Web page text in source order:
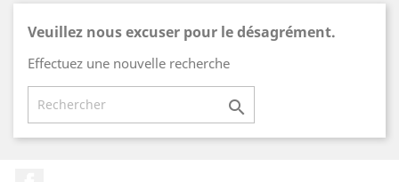
Veuillez nous excuser pour le désagrément.
Effectuez une nouvelle recherche
